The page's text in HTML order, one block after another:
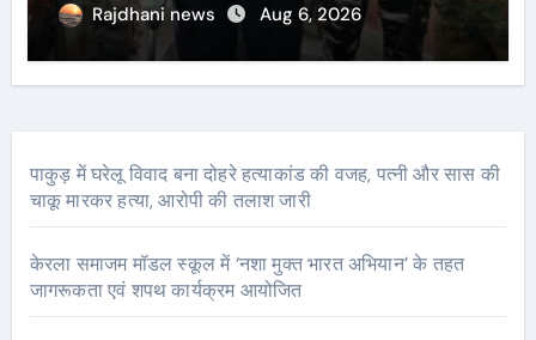
Rajdhani news Aug 6, 2026
पाकुड़ में घरेलू विवाद बना दोहरे हत्याकांड की वजह, पत्नी और सास की
चाकू मारकर हत्या, आरोपी की तलाश जारी
केरला समाजम मॉडल स्कूल में ‘नशा मुक्त भारत अभियान’ के तहत
जागरूकता एवं शपथ कार्यक्रम आयोजित